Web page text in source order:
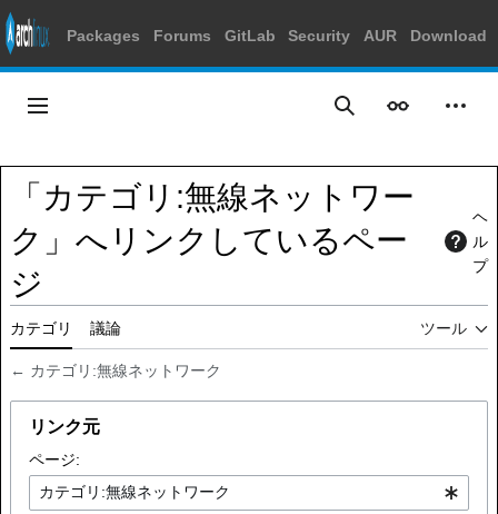
Packages Forums GitLab Security AUR Download
キ
プ
メインメニュー 検索 表示 個人
「カテゴリ:無線ネットワー
ク」へリンクしているペー
ジ
ヘ
ル
プ
カテゴリ 議論 ツール
← カテゴリ:無線ネットワーク
リンク元
ページ: